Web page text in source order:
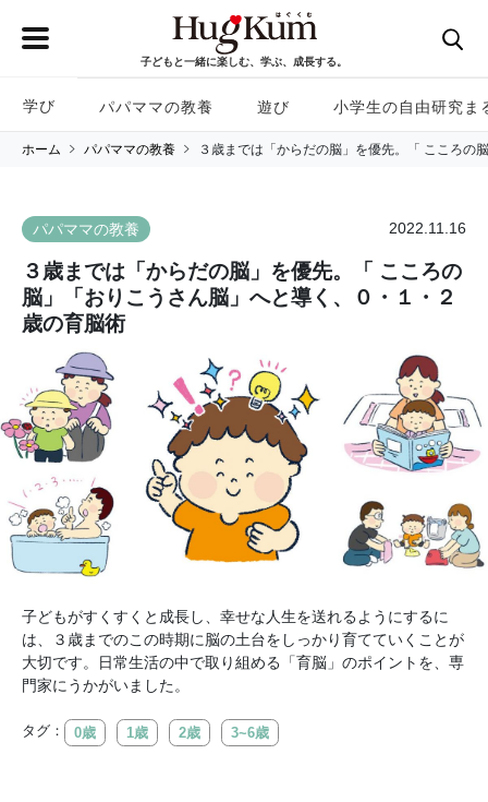
子どもと一緒に楽しむ、学ぶ、成長する。
学び パパママの教養 遊び 小学生の自由研究ま
ホーム パパママの教養 ３歳までは「からだの脳」を優先。「 こころの
パパママの教養 2022.11.16
３歳までは「からだの脳」を優先。「 こころの
脳」「おりこうさん脳」へと導く、０・１・２
歳の育脳術
子どもがすくすくと成長し、幸せな人生を送れるようにするに
は、３歳までのこの時期に脳の土台をしっかり育てていくことが
大切です。日常生活の中で取り組める「育脳」のポイントを、専
門家にうかがいました。
タグ： 0歳 1歳 2歳 3~6歳